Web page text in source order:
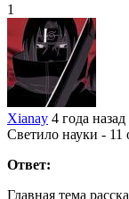
1
Xianay 4 года назад
Светило науки - 11
Ответ:
Главная тема